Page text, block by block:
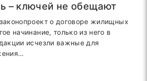
– ключей не обещают
о договоре жилищных
начинание, только из него в
исчезли важные для